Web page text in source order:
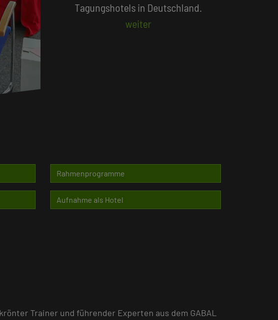
Beliebte Suchlisten
Rahmenprogramme
Aufnahme als Hotel
Trainer und führender Experten aus dem GABAL